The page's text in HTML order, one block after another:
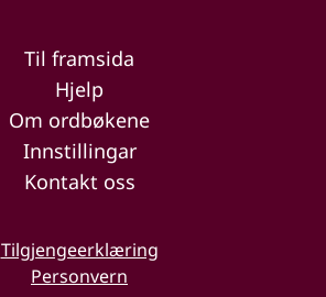
Til framsida
Hjelp
Om ordbøkene
Innstillingar
Kontakt oss
Tilgjengeerklæring
Personvern